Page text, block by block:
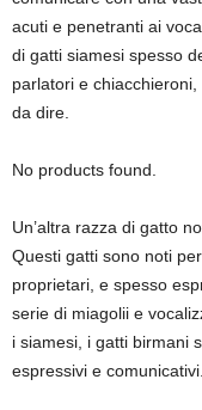
acuti e penetranti ai
di gatti siamesi spesso
parlatori e
da dire.
No products found.
Un’altra razza di gatto
Questi gatti sono noti
proprietari, e spesso
serie di miagolii e
i siamesi, i gatti birmani
espressivi e comunicativi.